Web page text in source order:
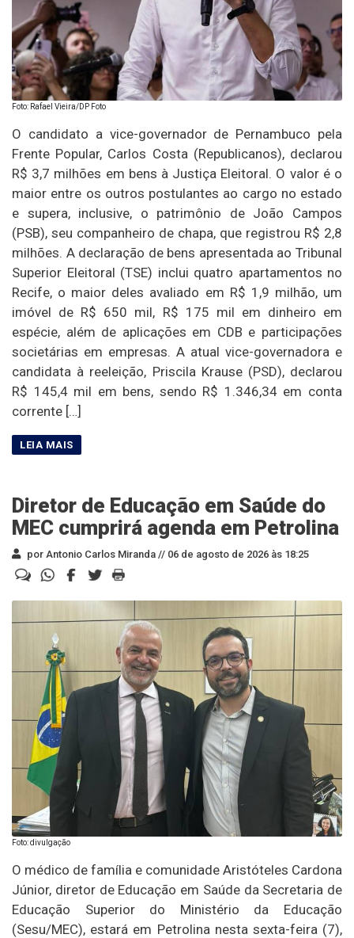
Foto: Rafael Vieira/DP Foto
O candidato a vice-governador de Pernambuco pela
Frente Popular, Carlos Costa (Republicanos), declarou
R$ 3,7 milhões em bens à Justiça Eleitoral. O valor é o
maior entre os outros postulantes ao cargo no estado
e supera, inclusive, o patrimônio de João Campos
(PSB), seu companheiro de chapa, que registrou R$ 2,8
milhões. A declaração de bens apresentada ao Tribunal
Superior Eleitoral (TSE) inclui quatro apartamentos no
Recife, o maior deles avaliado em R$ 1,9 milhão, um
imóvel de R$ 650 mil, R$ 175 mil em dinheiro em
espécie, além de aplicações em CDB e participações
societárias em empresas. A atual vice-governadora e
candidata à reeleição, Priscila Krause (PSD), declarou
R$ 145,4 mil em bens, sendo R$ 1.346,34 em conta
corrente […]
Diretor de Educação em Saúde do
MEC cumprirá agenda em Petrolina
por Antonio Carlos Miranda // 06 de agosto de 2026 às 18:25
Foto: divulgação
O médico de família e comunidade Aristóteles Cardona
Júnior, diretor de Educação em Saúde da Secretaria de
Educação Superior do Ministério da Educação
(Sesu/MEC), estará em Petrolina nesta sexta-feira (7),